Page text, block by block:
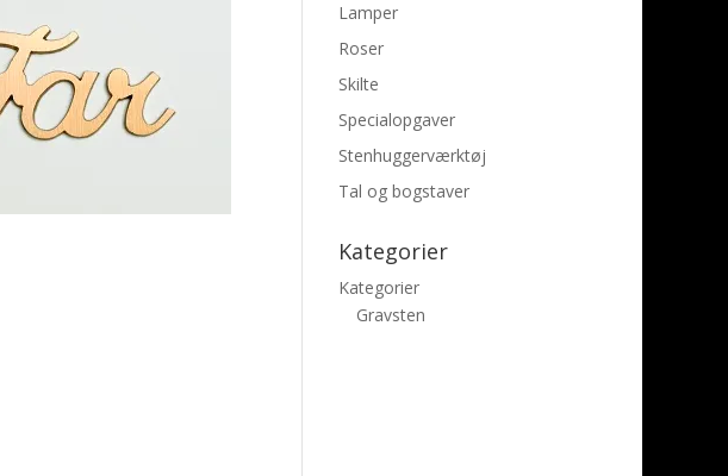
Lamper
Roser
Skilte
Specialopgaver
Stenhuggerværktøj
Tal og bogstaver
Kategorier
Kategorier
Gravsten